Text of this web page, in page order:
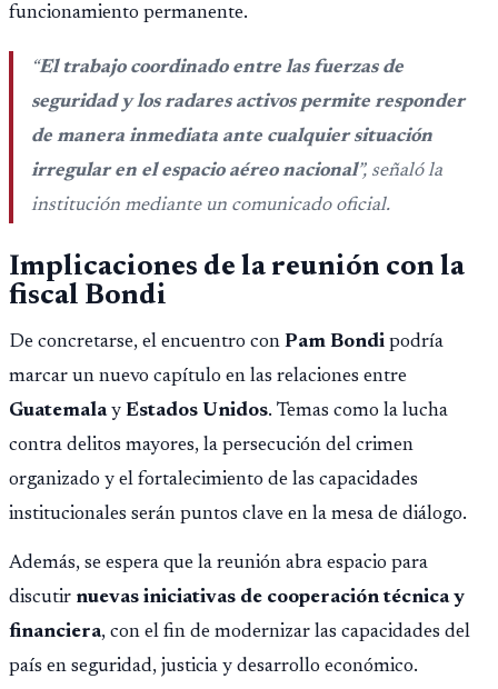
funcionamiento permanente.
“El trabajo coordinado entre las fuerzas de
seguridad y los radares activos permite responder
de manera inmediata ante cualquier situación
irregular en el espacio aéreo nacional”, señaló la
institución mediante un comunicado oficial.
Implicaciones de la reunión con la
fiscal Bondi
De concretarse, el encuentro con Pam Bondi podría
marcar un nuevo capítulo en las relaciones entre
Guatemalay Estados Unidos. Temas como la lucha
contra delitos mayores, la persecución del crimen
organizado y el fortalecimiento de las capacidades
institucionales serán puntos clave en la mesa de diálogo.
Además, se espera que la reunión abra espacio para
discutir nuevas iniciativas de cooperación técnica y
financiera, con el fin de modernizar las capacidades del
país en seguridad, justicia y desarrollo económico.